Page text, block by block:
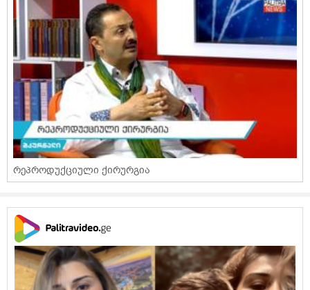
რეპროდუქციული ქირურგია